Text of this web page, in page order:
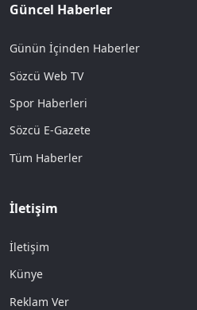
Güncel Haberler
Günün İçinden Haberler
Sözcü Web TV
Spor Haberleri
Sözcü E-Gazete
Tüm Haberler
İletişim
İletişim
Künye
Reklam Ver